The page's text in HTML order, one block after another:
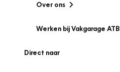
Over ons
Werken bij Vakgarage ATB
Direct naar